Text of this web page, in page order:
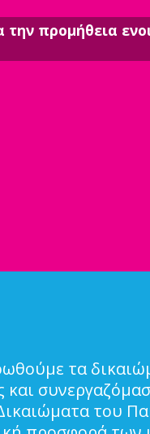
την προμήθεια
τα
του